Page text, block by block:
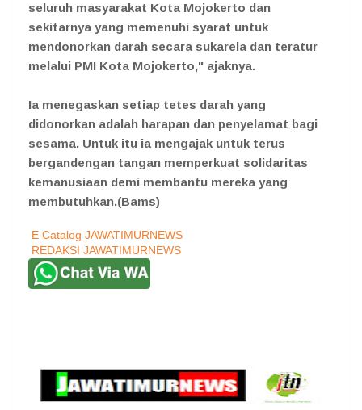
seluruh masyarakat Kota Mojokerto dan
sekitarnya yang memenuhi syarat untuk
mendonorkan darah secara sukarela dan teratur
melalui PMI Kota Mojokerto," ajaknya.
Ia menegaskan setiap tetes darah yang
didonorkan adalah harapan dan penyelamat bagi
sesama. Untuk itu ia mengajak untuk terus
bergandengan tangan memperkuat solidaritas
kemanusiaan demi membantu mereka yang
membutuhkan.(Bams)
E Catalog JAWATIMURNEWS
REDAKSI JAWATIMURNEWS